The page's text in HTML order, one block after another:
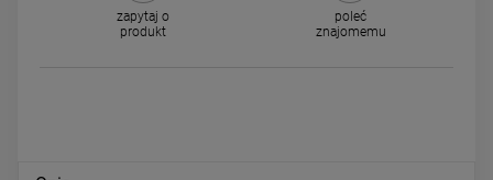
zapytaj o
produkt
poleć
znajomemu